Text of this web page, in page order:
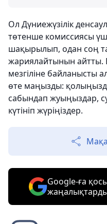
Ол Дүниежүзілік
төтенше комиссиясы үш
шақырылып, одан соң
жариялайтынын айтты.
мезгіліне байланысты
өте маңызды:
сабындап жуыңыздар,
күтініп жүріңіздер.
Google-ға